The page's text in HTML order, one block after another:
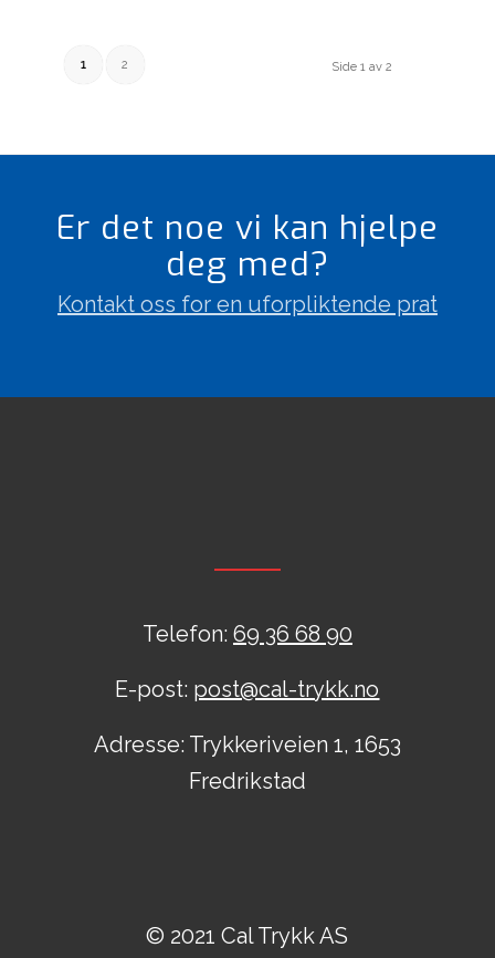
Side 1 av 2
1 2
Er det noe vi kan hjelpe
deg med?
Kontakt oss for en uforpliktende prat
Telefon: 69 36 68 90
E-post: post@cal-trykk.no
Adresse: Trykkeriveien 1, 1653
Fredrikstad
© 2021 Cal Trykk AS